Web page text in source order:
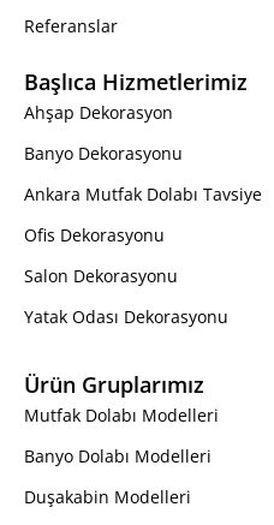
Referanslar
Başlıca Hizmetlerimiz
Ahşap Dekorasyon
Banyo Dekorasyonu
Ankara Mutfak Dolabı Tavsiye
Ofis Dekorasyonu
Salon Dekorasyonu
Yatak Odası Dekorasyonu
Ürün Gruplarımız
Mutfak Dolabı Modelleri
Banyo Dolabı Modelleri
Duşakabin Modelleri